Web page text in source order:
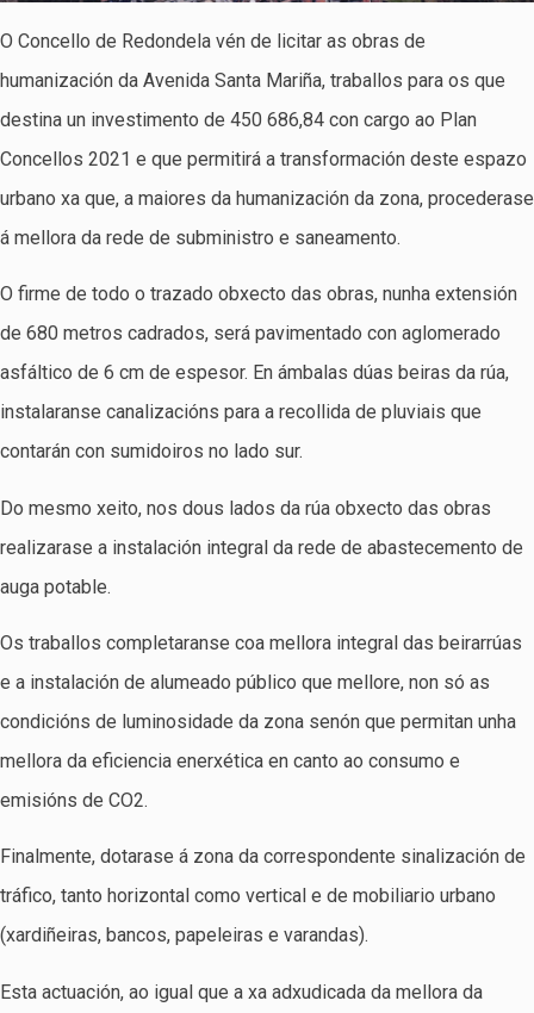
O Concello de Redondela vén de licitar as obras de
humanización da Avenida Santa Mariña, traballos para os que
destina un investimento de 450 686,84 con cargo ao Plan
Concellos 2021 e que permitirá a transformación deste espazo
urbano xa que, a maiores da humanización da zona, procederase
á mellora da rede de subministro e saneamento.
O firme de todo o trazado obxecto das obras, nunha extensión
de 680 metros cadrados, será pavimentado con aglomerado
asfáltico de 6 cm de espesor. En ámbalas dúas beiras da rúa,
instalaranse canalizacións para a recollida de pluviais que
contarán con sumidoiros no lado sur.
Do mesmo xeito, nos dous lados da rúa obxecto das obras
realizarase a instalación integral da rede de abastecemento de
auga potable.
Os traballos completaranse coa mellora integral das beirarrúas
e a instalación de alumeado público que mellore, non só as
condicións de luminosidade da zona senón que permitan unha
mellora da eficiencia enerxética en canto ao consumo e
emisións de CO2.
Finalmente, dotarase á zona da correspondente sinalización de
tráfico, tanto horizontal como vertical e de mobiliario urbano
(xardiñeiras, bancos, papeleiras e varandas).
Esta actuación, ao igual que a xa adxudicada da mellora da